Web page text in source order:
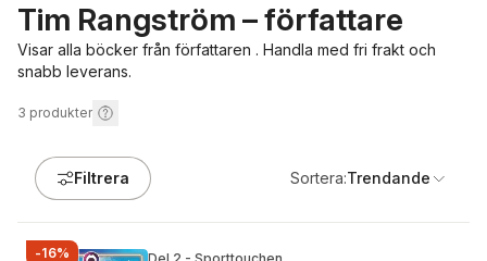
Tim Rangström – författare
Visar alla böcker från författaren . Handla med fri frakt och
snabb leverans.
3 produkter
Filtrera Sortera:Trendande
-16%